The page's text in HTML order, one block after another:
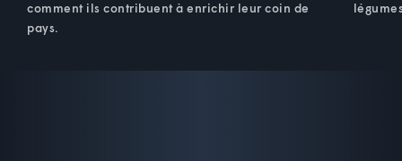
comment ils contribuent à enrichir leur coin de
pays.